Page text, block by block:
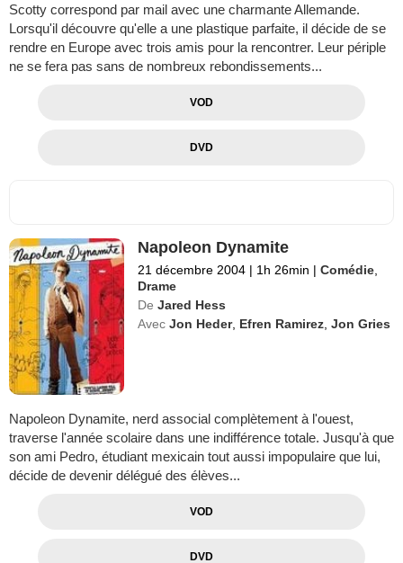
Scotty correspond par mail avec une charmante Allemande.
Lorsqu'il découvre qu'elle a une plastique parfaite, il décide de se
rendre en Europe avec trois amis pour la rencontrer. Leur périple
ne se fera pas sans de nombreux rebondissements...
VOD
DVD
Napoleon Dynamite
21 décembre 2004 | 1h 26min | Comédie
Drame
De Jared Hess
Avec Jon Heder, Efren Ramirez ,Jon Gries
Napoleon Dynamite, nerd associal complètement à l'ouest,
traverse l'année scolaire dans une indifférence totale. Jusqu'à que
son ami Pedro, étudiant mexicain tout aussi impopulaire que lui,
décide de devenir délégué des élèves...
VOD
DVD